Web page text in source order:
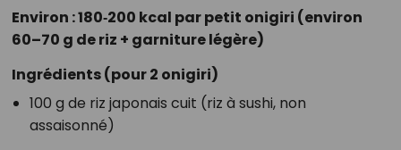
Environ : 180‑200 kcal par petit onigiri (environ
60–70 g de riz + garniture légère)
Ingrédients (pour 2 onigiri)
100 g de riz japonais cuit (riz à sushi, non
assaisonné)